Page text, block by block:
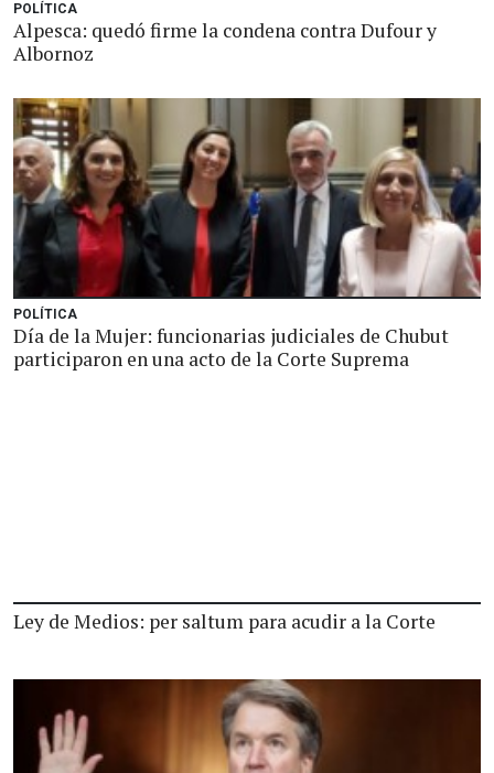
POLÍTICA
Alpesca: quedó firme la condena contra Dufour y
Albornoz
POLÍTICA
Día de la Mujer: funcionarias judiciales de Chubut
participaron en una acto de la Corte Suprema
Ley de Medios: per saltum para acudir a la Corte